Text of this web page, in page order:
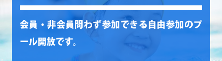
会員・非会員問わず参加できる自由参加のプ
ール開放です。